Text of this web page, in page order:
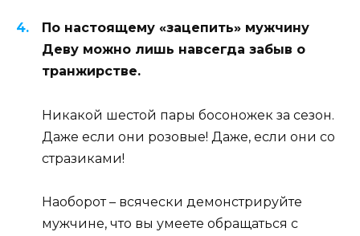
По настоящему «зацепить» мужчину
Деву можно лишь навсегда забыв о
транжирстве.
Никакой шестой пары босоножек за сезон.
Даже если они розовые! Даже, если они со
стразиками!
Наоборот – всячески демонстрируйте
мужчине, что вы умеете обращаться с